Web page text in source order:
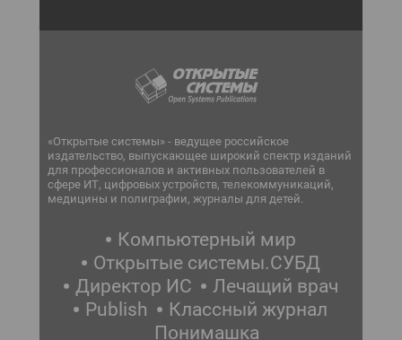
«Открытые системы» - ведущее российское
издательство, выпускающее широкий спектр изданий
для профессионалов и активных пользователей в
сфере ИТ, цифровых устройств, телекоммуникаций,
медицины и полиграфии, журналы для детей.
Компьютерный мир
Открытые системы.СУБД
Директор ИС
Лечащий врач
Publish
Классный журнал
Понимашка